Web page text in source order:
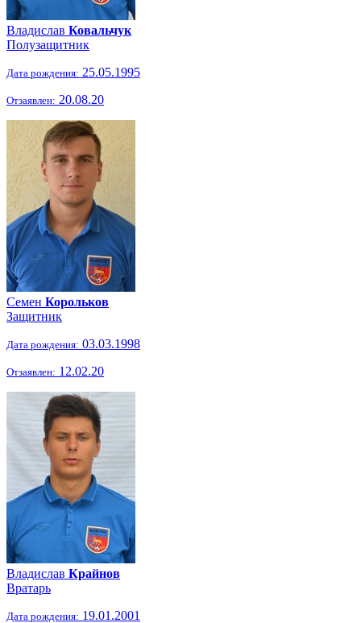
Владислав Ковальчук
Полузащитник
Дата рождения: 25.05.1995
Отзаявлен: 20.08.20
Семен Корольков
Защитник
Дата рождения: 03.03.1998
Отзаявлен: 12.02.20
Владислав Крайнов
Вратарь
Дата рождения: 19.01.2001